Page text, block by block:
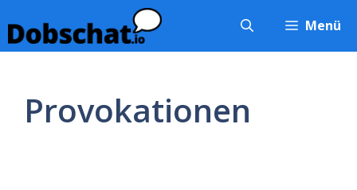
Inhalt
springen
Menü
Provokationen